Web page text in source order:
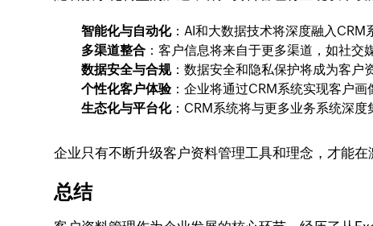
智能化与自动化：AI和大数据技术将深度融入CRM
多渠道整合 ：客户信息将来自于更多渠道，如社交
数据安全与合规：数据安全和隐私保护将成为客户
个性化客户体验：企业将通过CRM系统实现客户画
生态化与平台化：CRM系统将与更多业务系统深
企业只有不断升级客户资料管理工具和理念，才能在
总结